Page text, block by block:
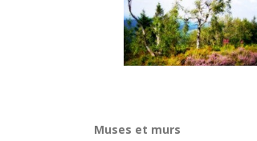
Muses et murs